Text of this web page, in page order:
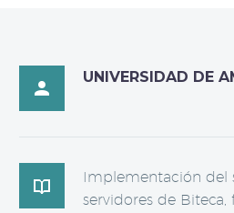

UNIVERSIDAD DE

Implementación del
servidores de